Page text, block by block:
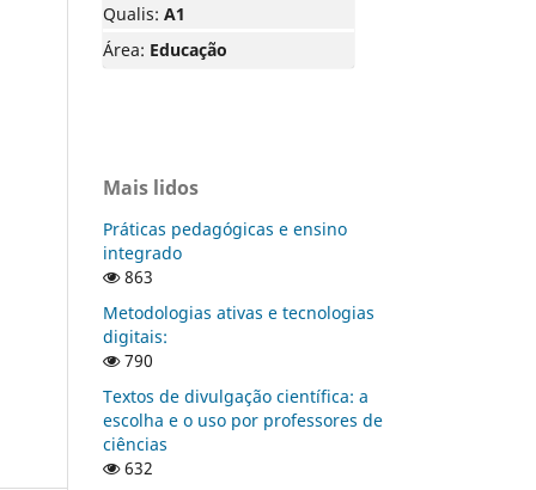
Qualis: A1
Área: Educação
Mais lidos
Práticas pedagógicas e ensino
integrado
863
Metodologias ativas e tecnologias
digitais:
790
Textos de divulgação científica: a
escolha e o uso por professores de
ciências
632